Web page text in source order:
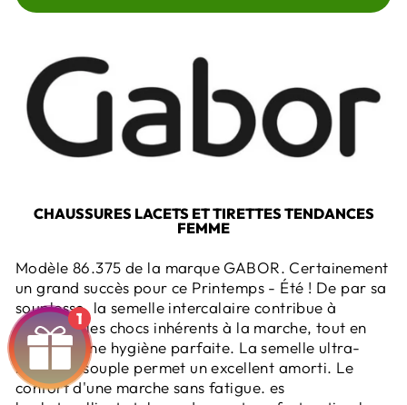
CHAUSSURES LACETS ET TIRETTES TENDANCES
FEMME
Modèle 86.375 de la marque GABOR. Certainement
un grand succès pour ce Printemps - Été ! De par sa
souplesse, la semelle intercalaire contribue à
absorber les chocs inhérents à la marche, tout en
assurant une hygiène parfaite. La semelle ultra-
légère et souple permet un excellent amorti. Le
confort d'une marche sans fatigue. es
1